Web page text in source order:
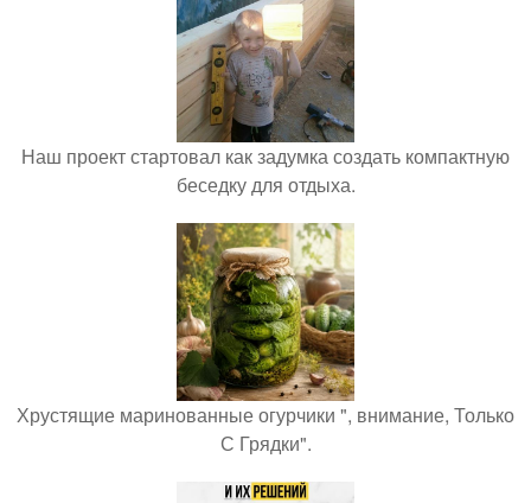
Наш проект стартовал как задумка создать компактную
беседку для отдыха.
Хрустящие маринованные огурчики ", внимание, Только
С Грядки".